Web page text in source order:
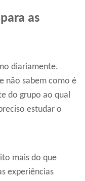
as
diariamente.
não sabem como é
do grupo ao qual
estudar o
mais do que
experiências